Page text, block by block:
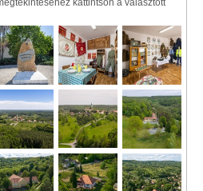
kattintson a választott